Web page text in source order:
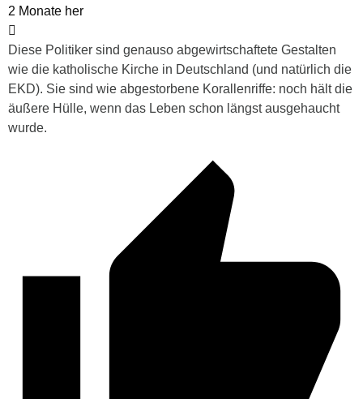
2 Monate her
Diese Politiker sind genauso abgewirtschaftete Gestalten
wie die katholische Kirche in Deutschland (und natürlich die
EKD). Sie sind wie abgestorbene Korallenriffe: noch hält die
äußere Hülle, wenn das Leben schon längst ausgehaucht
wurde.